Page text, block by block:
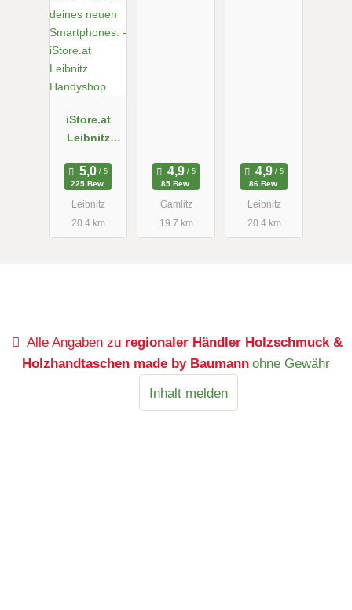
iStore.at
Leibnitz
225 Bew.
Leibnitz
20.4 km
85 Bew.
Gamlitz
19.7 km
86 Bew.
Leibnitz
20.4 km
Alle Angaben zu regionaler Händler Holzschmuck &
Holzhandtaschen made by Baumann ohne Gewähr
Inhalt melden